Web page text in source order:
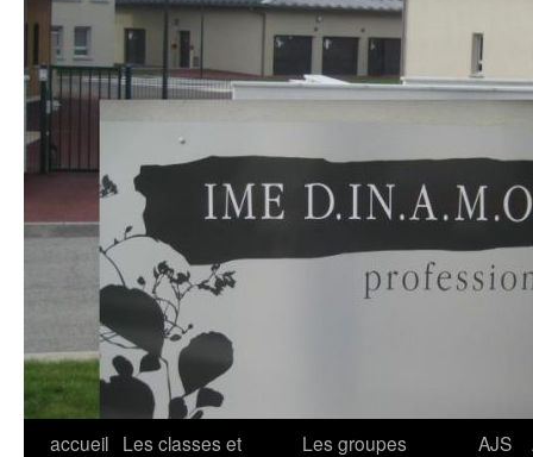
Aller
accueil Les classes et
Les groupes
AJS